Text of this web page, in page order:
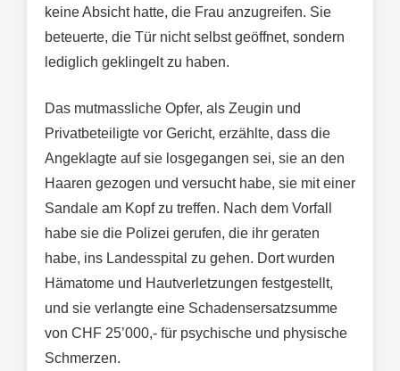
keine Absicht hatte, die Frau anzugreifen. Sie
beteuerte, die Tür nicht selbst geöffnet, sondern
lediglich geklingelt zu haben.
Das mutmassliche Opfer, als Zeugin und
Privatbeteiligte vor Gericht, erzählte, dass die
Angeklagte auf sie losgegangen sei, sie an den
Haaren gezogen und versucht habe, sie mit einer
Sandale am Kopf zu treffen. Nach dem Vorfall
habe sie die Polizei gerufen, die ihr geraten
habe, ins Landesspital zu gehen. Dort wurden
Hämatome und Hautverletzungen festgestellt,
und sie verlangte eine Schadensersatzsumme
von CHF 25’000,- für psychische und physische
Schmerzen.